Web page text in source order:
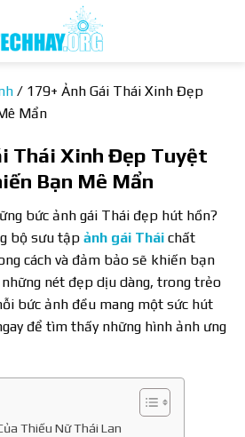
/ 179+ Ảnh Gái Thái Xinh Đẹp
Mẩn
Thái Xinh Đẹp Tuyệt
Bạn Mê Mẩn
bức ảnh gái Thái đẹp hút hồn?
bộ sưu tập ảnh gái Thái chất
cách và đảm bảo sẽ khiến bạn
nét đẹp dịu dàng, trong trẻo
bức ảnh đều mang một sức hút
để tìm thấy những hình ảnh ưng
Thiếu Nữ Thái Lan